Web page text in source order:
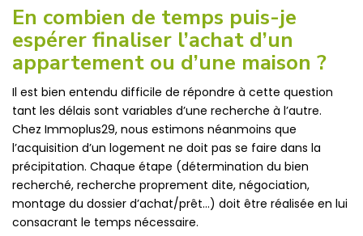
En combien de temps puis-je
espérer finaliser l’achat d’un
appartement ou d’une maison ?
Il est bien entendu difficile de répondre à cette question
tant les délais sont variables d’une recherche à l’autre.
Chez Immoplus29, nous estimons néanmoins que
l’acquisition d’un logement ne doit pas se faire dans la
précipitation. Chaque étape (détermination du bien
recherché, recherche proprement dite, négociation,
montage du dossier d’achat/prêt…) doit être réalisée en lui
consacrant le temps nécessaire.